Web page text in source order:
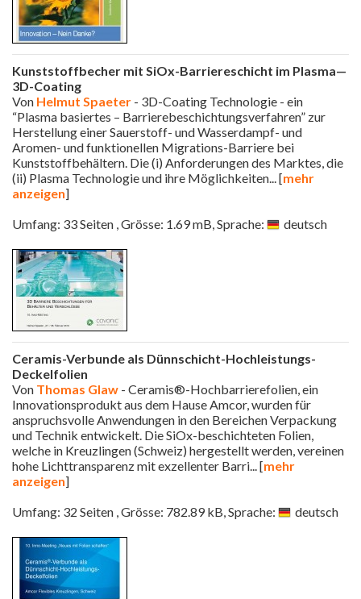
Kunststoffbecher mit SiOx-Barriereschicht im Plasma—
3D-Coating
Von Helmut Spaeter - 3D-Coating Technologie - ein
“Plasma basiertes – Barrierebeschichtungsverfahren” zur
Herstellung einer Sauerstoff- und Wasserdampf- und
Aromen- und funktionellen Migrations-Barriere bei
Kunststoffbehältern. Die (i) Anforderungen des Marktes, die
(ii) Plasma Technologie und ihre Möglichkeiten... [mehr
anzeigen]
Umfang: 33 Seiten , Grösse: 1.69 mB, Sprache:
deutsch
Ceramis-Verbunde als Dünnschicht-Hochleistungs-
Deckelfolien
Von Thomas Glaw - Ceramis®-Hochbarrierefolien, ein
Innovationsprodukt aus dem Hause Amcor, wurden für
anspruchsvolle Anwendungen in den Bereichen Verpackung
und Technik entwickelt. Die SiOx-beschichteten Folien,
welche in Kreuzlingen (Schweiz) hergestellt werden, vereinen
hohe Lichttransparenz mit exzellenter Barri... [mehr
anzeigen]
Umfang: 32 Seiten , Grösse: 782.89 kB, Sprache:
deutsch